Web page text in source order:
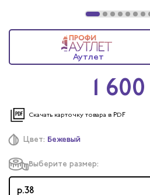
Цвет: Бежевый
Выберите размер:
р.38
Аутлет
1 600
Скачать карточку товара в PDF